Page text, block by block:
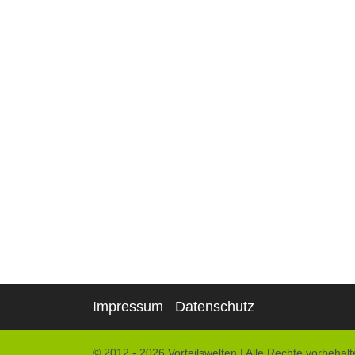
Impressum Datenschutz